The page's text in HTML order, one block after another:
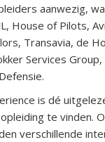
aanwezig,
House of Pilots,
Transavia, de
Services Group,
is dé
te vinden.
verschillende